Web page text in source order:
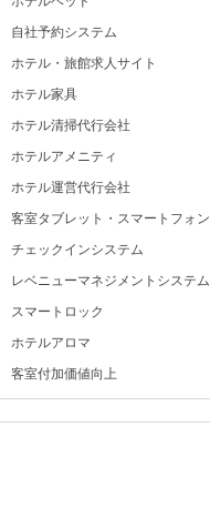
自社予約システム
ホテル・旅館求人サイト
ホテル家具
ホテル清掃代行会社
ホテルアメニティ
ホテル運営代行会社
客室タブレット・スマートフォン
チェックインシステム
レベニューマネジメントシステム
スマートロック
ホテルアロマ
客室付加価値向上